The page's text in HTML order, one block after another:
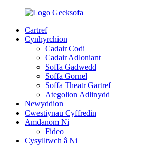
Cartref
Cynhyrchion
Cadair Codi
Cadair Adloniant
Soffa Gadwedd
Soffa Gornel
Soffa Theatr Gartref
Ategolion Adlinydd
Newyddion
Cwestiynau Cyffredin
Amdanom Ni
Fideo
Cysylltwch â Ni